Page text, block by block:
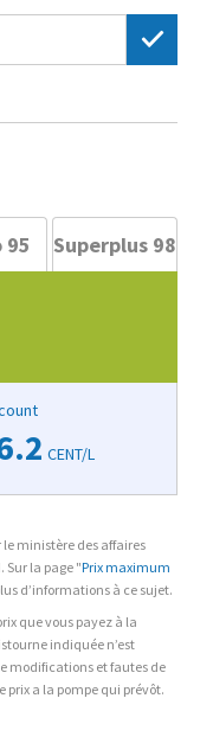
95 Superplus 98
CENT/L
ministère des affaires
la page "Prix maximum
d’informations à ce sujet.
que vous payez à la
indiquée n’est
modifications et fautes de
prix a la pompe qui prévôt.